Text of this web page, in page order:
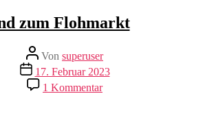
zum Flohmarkt
Beitragsautor
Von superuser
Veröffentlichungsdatum
17. Februar 2023
1 Kommentarzu
Trend